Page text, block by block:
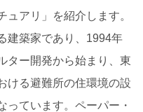
ュアリ」を紹介します。
建築家であり、 1994年
ター開発から始まり、東
ける避難所の住環境の設
っています。ペーパー・